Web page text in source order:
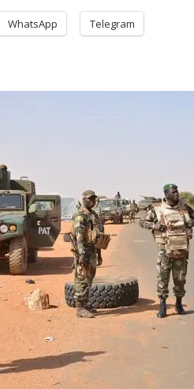
WhatsApp Telegram